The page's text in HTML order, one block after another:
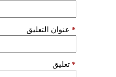
عنوان التعليق *
تعليق *